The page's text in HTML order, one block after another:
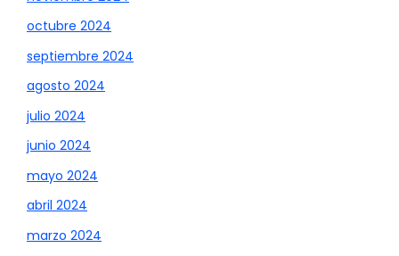
octubre 2024
septiembre 2024
agosto 2024
julio 2024
junio 2024
mayo 2024
abril 2024
marzo 2024